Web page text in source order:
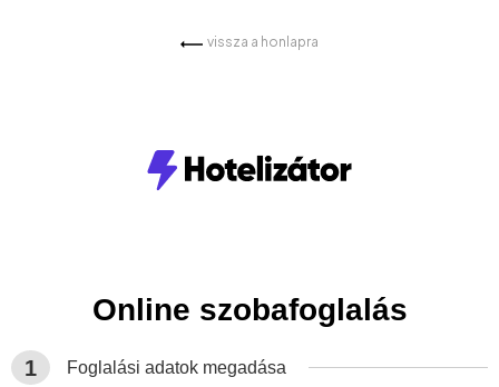
vissza a honlapra
Online szobafoglalás
1 Foglalási adatok megadása